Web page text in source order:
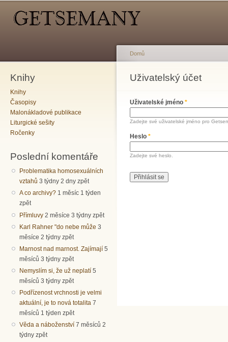
Knihy
Knihy
Časopisy
Malonákladové publikace
Liturgické sešity
Ročenky
Poslední komentáře
Problematika homosexuálních
vztahů 3 týdny 2 dny zpět
A co archivy? 1 měsíc 1 týden
zpět
Přímluvy 2 měsíce 3 týdny zpět
Karl Rahner "do nebe může 3
měsíce 2 týdny zpět
Marnost nad marnost. Zajímají 5
měsíců 3 týdny zpět
Nemyslím si, že už neplatí 5
měsíců 3 týdny zpět
Podřízenost vrchnosti je velmi
aktuální, je to nová totalita 7
měsíců 1 týden zpět
Věda a náboženství 7 měsíců 2
týdny zpět
Jste zde
Domů
Uživatelský účet
Hlavní záložky
Uživatelské jméno *
Zadejte své uživatelské jméno pro
Heslo *
Zadejte své heslo.